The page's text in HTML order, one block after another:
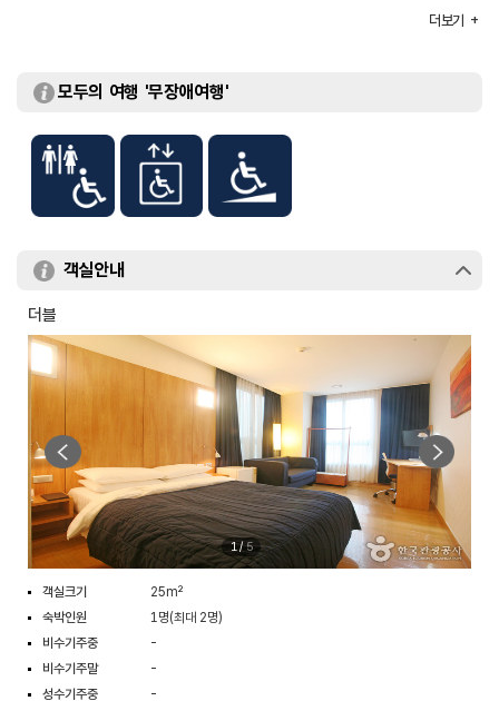
더보기
모두의 여행 '무장애여행'
객실안내
더블
1/5
객실크기
25m²
숙박인원
1명(최대 2명)
비수기주중
-
비수기주말
-
성수기주중
-